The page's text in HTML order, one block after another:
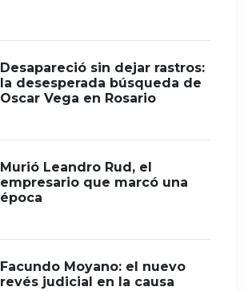
Desapareció sin dejar rastros:
la desesperada búsqueda de
Oscar Vega en Rosario
Murió Leandro Rud, el
empresario que marcó una
época
Facundo Moyano: el nuevo
revés judicial en la causa